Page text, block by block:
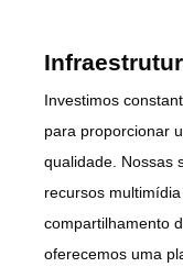
Investimos
para proporcionar
qualidade. Nossas
recursos
compartilhamento
oferecemos uma